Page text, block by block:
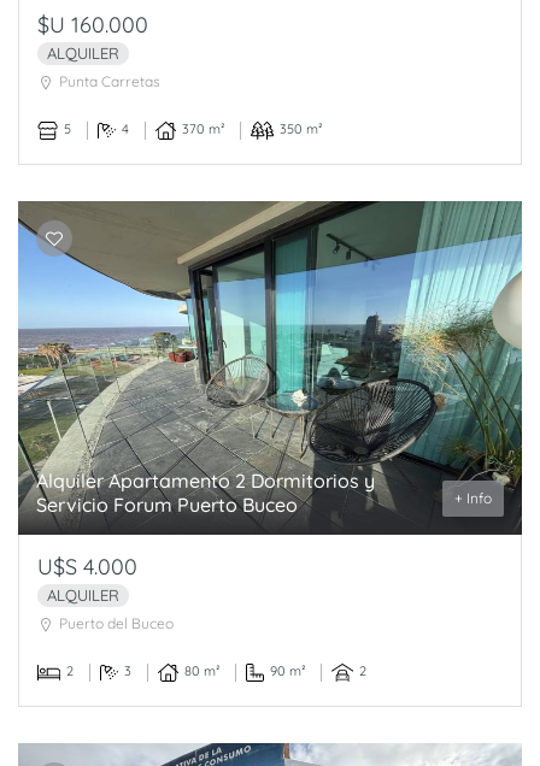
$U 160.000
ALQUILER
Punta Carretas
5 4 370 m² 350 m²
Alquiler Apartamento 2 Dormitorios y
Servicio Forum Puerto Buceo
+ Info
U$S 4.000
ALQUILER
Puerto del Buceo
2 3 80 m² 90 m² 2